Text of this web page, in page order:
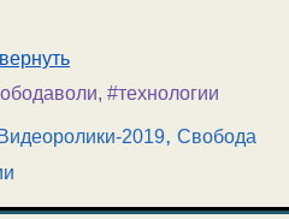
, #технологии
Видеоролики-2019,Свобода